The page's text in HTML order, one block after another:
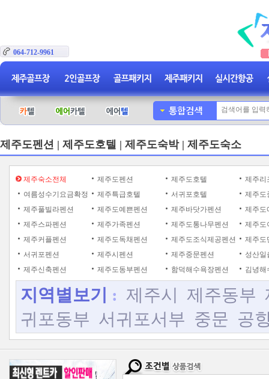
064-712-9961
제주도펜션 | 제주도호텔 | 제주도숙박 | 제주도숙소
제주숙소전체 제주도펜션 제주도호텔
제주리
여름성수기요금확정
제주특급호텔 서귀포호텔
제주도
제주풀빌라펜션
제주도예쁜펜션 제주바닷가펜션
제주도
제주스파펜션
제주가족펜션 제주도통나무펜션
제주도
제주커플펜션
제주도독채펜션 제주도조식제공펜션
제주도
서귀포펜션
제주시펜션 제주중문펜션
성산일
제주신축펜션
제주도동부펜션 함덕해수욕장펜션 김녕해
지역별보기 : 제주시 제주동부
귀포동부 서귀포서부 중문 공